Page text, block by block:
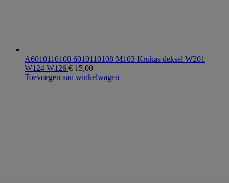
A6010110108 6010110108 M103 Krukas deksel W201
W124 W126 € 15,00
Toevoegen aan winkelwagen